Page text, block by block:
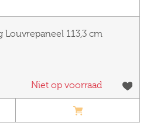
113,3 cm
Niet op voorraad